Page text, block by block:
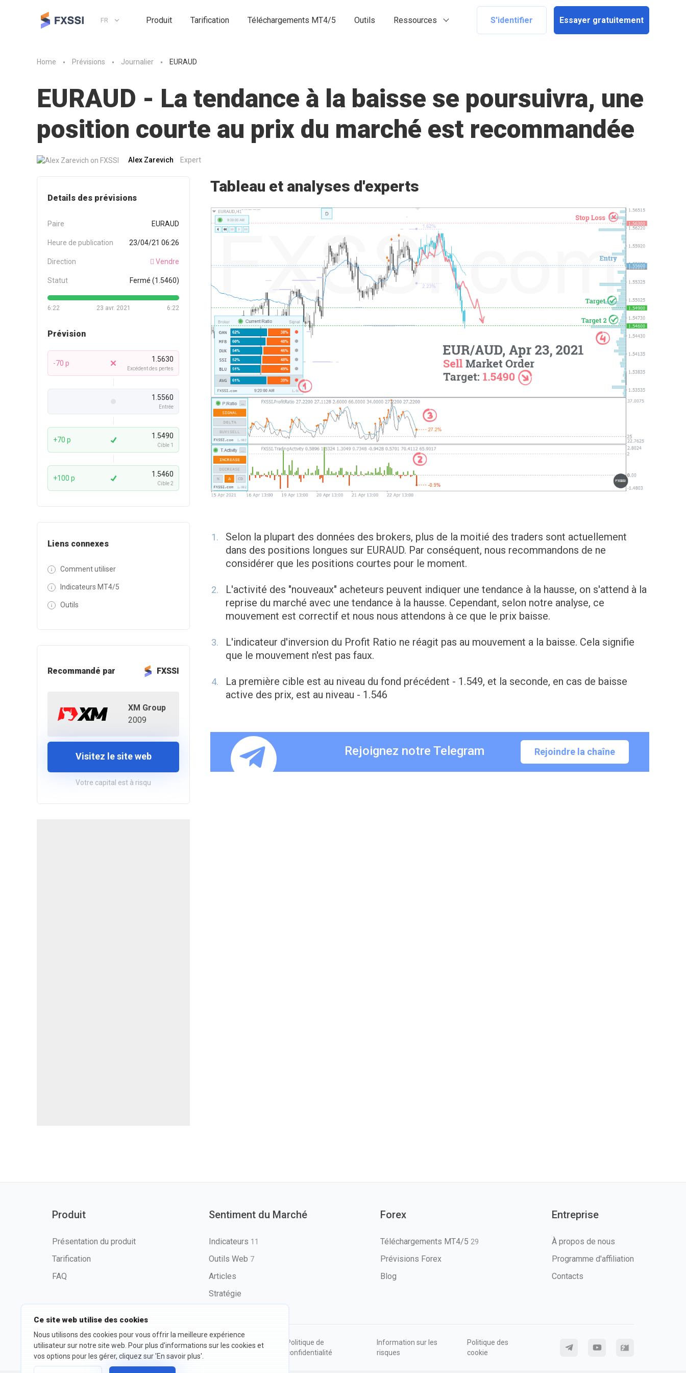
Ce site web utilise des cookies
Nous utilisons des cookies pour vous offrir la meilleure expérience
utilisateur sur notre site web. Pour plus d'informations sur les cookies et
vos options pour les gérer, cliquez sur 'En savoir plus'.
FR Produit Tarification Téléchargements MT4/5 Outils Ressources S'identifier Essayer gratuitement
Home Prévisions Journalier EURAUD
EURAUD - La tendance à la baisse se poursuivra, une
position courte au prix du marché est recommandée
Alex Zarevich Expert
Details des prévisions
Paire EURAUD
Heure de publication 23/04/21 06:26
Direction Vendre
Statut Fermé (1.5460)
6:22 6:22
23 avr. 2021
Prévision
-70 p 1.5630
Excédent des pertes
1.5560
Entrée
+70 p 1.5490
Cible 1
+100 p 1.5460
Cible 2
Liens connexes
Comment utiliser
Indicateurs MT4/5
Outils
Recommandé par FXSSI
XM Group
2009
Visitez le site web
Votre capital est à risqu
Tableau et analyses d'experts
Selon la plupart des données des brokers, plus de la moitié des traders sont actuellement
dans des positions longues sur EURAUD. Par conséquent, nous recommandons de ne
considérer que les positions courtes pour le moment.
L'activité des "nouveaux" acheteurs peuvent indiquer une tendance à la hausse, on s'attend à la
reprise du marché avec une tendance à la hausse. Cependant, selon notre analyse, ce
mouvement est correctif et nous nous attendons à ce que le prix baisse.
L'indicateur d'inversion du Profit Ratio ne réagit pas au mouvement a la baisse. Cela signifie
que le mouvement n'est pas faux.
La première cible est au niveau du fond précédent - 1.549, et la seconde, en cas de baisse
active des prix, est au niveau - 1.546
Rejoignez notre Telegram Rejoindre la chaîne
Produit
Présentation du produit
Tarification
FAQ
Sentiment du Marché
Indicateurs 11
Outils Web 7
Articles
Stratégie
Forex
Téléchargements MT4/5 29
Prévisions Forex
Blog
Entreprise
À propos de nous
Programme d'affiliation
Contacts
©2026 fxssi.com Tous droits
réservés
Conditions
Politique de
confidentialité
Information sur les
risques
Politique des
cookie